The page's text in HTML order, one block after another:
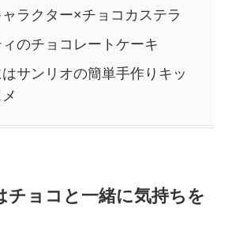
ラクター×チョコカステラ
のチョコレートケーキ
サンリオの簡単手作りキッ
チョコと一緒に気持ちを